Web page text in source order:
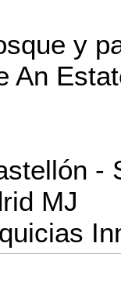
y
An
-
MJ